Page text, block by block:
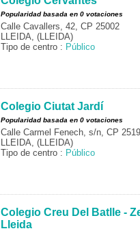
Popularidad basada en 0 votaciones
Calle Cavallers, 42, CP 25002
LLEIDA, (LLEIDA)
Tipo de centro : Público
Colegio Ciutat Jardí
Popularidad basada en 0 votaciones
Calle Carmel Fenech, s/n, CP
LLEIDA, (LLEIDA)
Tipo de centro : Público
Colegio Creu Del Batlle -
Lleida